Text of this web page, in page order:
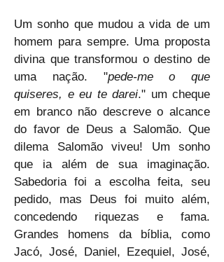
Um sonho que mudou a vida de um
homem para sempre. Uma proposta
divina que transformou o destino de
uma nação. "pede-me o que
quiseres, e eu te darei." um cheque
em branco não descreve o alcance
do favor de Deus a Salomão. Que
dilema Salomão viveu! Um sonho
que ia além de sua imaginação.
Sabedoria foi a escolha feita, seu
pedido, mas Deus foi muito além,
concedendo riquezas e fama.
Grandes homens da bíblia, como
Jacó, José, Daniel, Ezequiel, José,